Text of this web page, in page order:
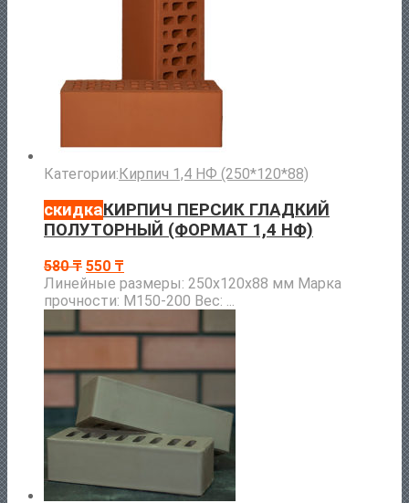
Категории: Кирпич 1,4 НФ (250*120*88)
скидкаКИРПИЧ ПЕРСИК ГЛАДКИЙ
ПОЛУТОРНЫЙ (ФОРМАТ 1,4 НФ)
580₸ 550 ₸
Линейные размеры: 250х120х88 мм Марка
прочности: М150-200 Вес: ...